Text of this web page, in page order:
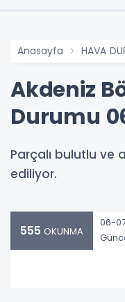
Anasayfa HAVA
Akdeniz
Durumu
Parçalı bulutlu ve
ediliyor.
555 OKUNMA
06-